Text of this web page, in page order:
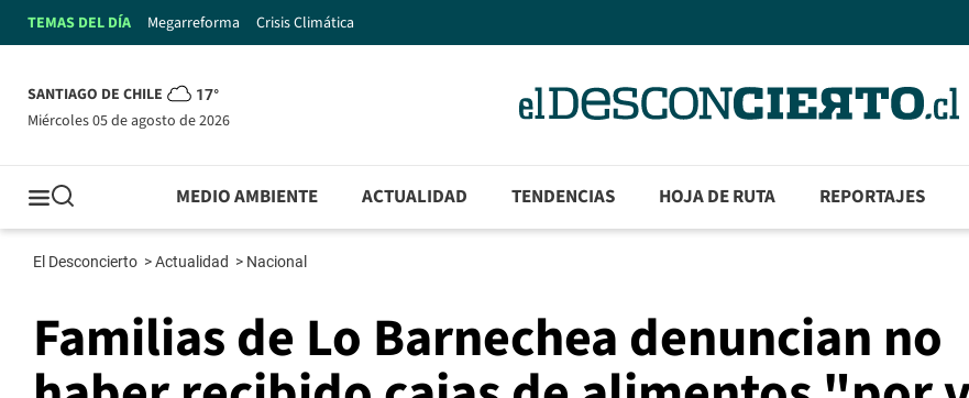
TEMAS DEL DÍA Megarreforma Crisis Climática
SANTIAGO DE CHILE 17°
miércoles 05 de agosto de 2026
MEDIO AMBIENTE ACTUALIDAD TENDENCIAS HOJA DE RUTA REPORTAJES
El Desconcierto >Actualidad > Nacional
Familias de Lo Barnechea denuncian no